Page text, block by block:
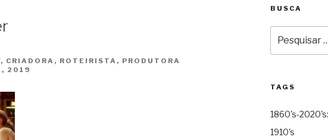
CRIADORA, ROTEIRISTA, PRODUTORA
2019
BUSCA
por:
TAGS
1860's-
1910's